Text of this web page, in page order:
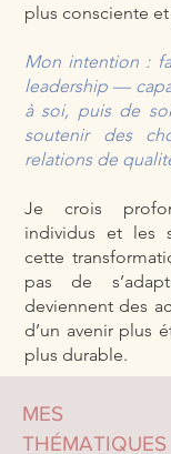
plus consciente
Mon intention :
leadership —
à soi, puis de
soutenir des
relations de
Je crois
individus et les
cette
pas de
deviennent des
d’un avenir plus
plus durable.
MES
THÉMATIQUES